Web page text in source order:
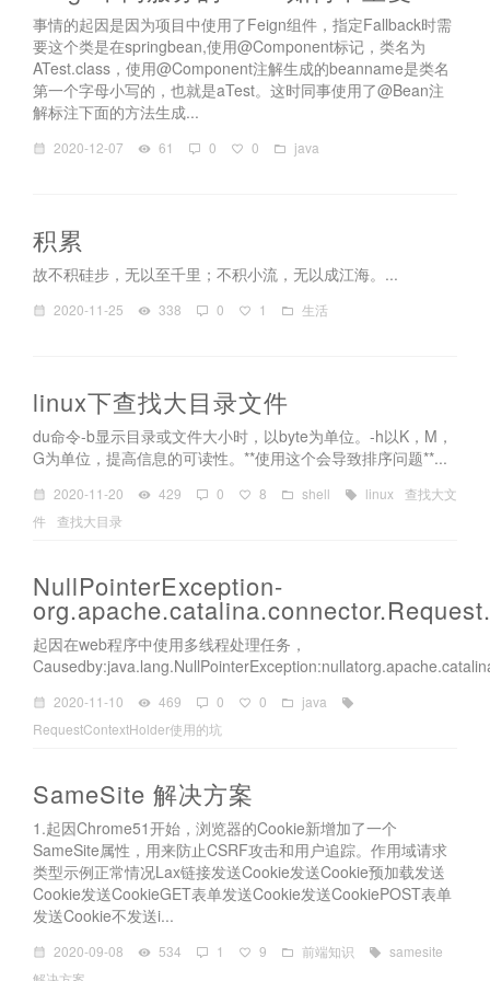
事情的起因是因为项目中使用了Feign组件，指定Fallback时需
要这个类是在springbean,使用@Component标记，类名为
ATest.class，使用@Component注解生成的beanname是类名
第一个字母小写的，也就是aTest。这时同事使用了@Bean注
解标注下面的方法生成...
2020-12-07 61 0 0 java
积累
故不积硅步，无以至千里；不积小流，无以成江海。...
2020-11-25 338 0 1 生活
linux下查找大目录文件
du命令-b显示目录或文件大小时，以byte为单位。-h以K，M，
G为单位，提高信息的可读性。**使用这个会导致排序问题**...
2020-11-20 429 0 8 shell linux
查找大文
件
查找大目录
NullPointerException-
起因在web程序中使用多线程处理任务，
2020-11-10 469 0 0
java
RequestContextHolder使用的坑
SameSite 解决方案
1.起因Chrome51开始，浏览器的Cookie新增加了一个
SameSite属性，用来防止CSRF攻击和用户追踪。作用域请求
类型示例正常情况Lax链接发送Cookie发送Cookie预加载发送
Cookie发送CookieGET表单发送Cookie发送CookiePOST表单
发送Cookie不发送i...
2020-09-08 534 1 9 前端知识
samesite